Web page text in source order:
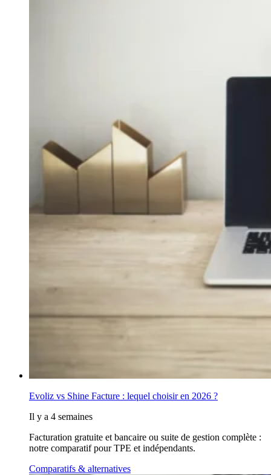
Evoliz vs Shine Facture : lequel choisir en 2026 ?
Il y a 4 semaines
Facturation gratuite et bancaire ou suite de gestion complète :
notre comparatif pour TPE et indépendants.
Comparatifs & alternatives